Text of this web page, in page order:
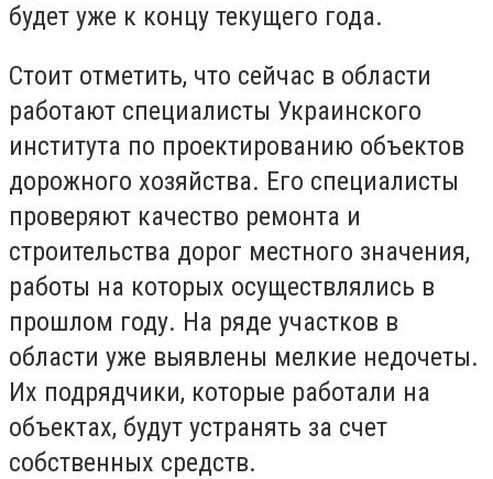
будет уже к концу текущего года.
Стоит отметить, что сейчас в области
работают специалисты Украинского
института по проектированию объектов
дорожного хозяйства. Его специалисты
проверяют качество ремонта и
строительства дорог местного значения,
работы на которых осуществлялись в
прошлом году. На ряде участков в
области уже выявлены мелкие недочеты.
Их подрядчики, которые работали на
объектах, будут устранять за счет
собственных средств.